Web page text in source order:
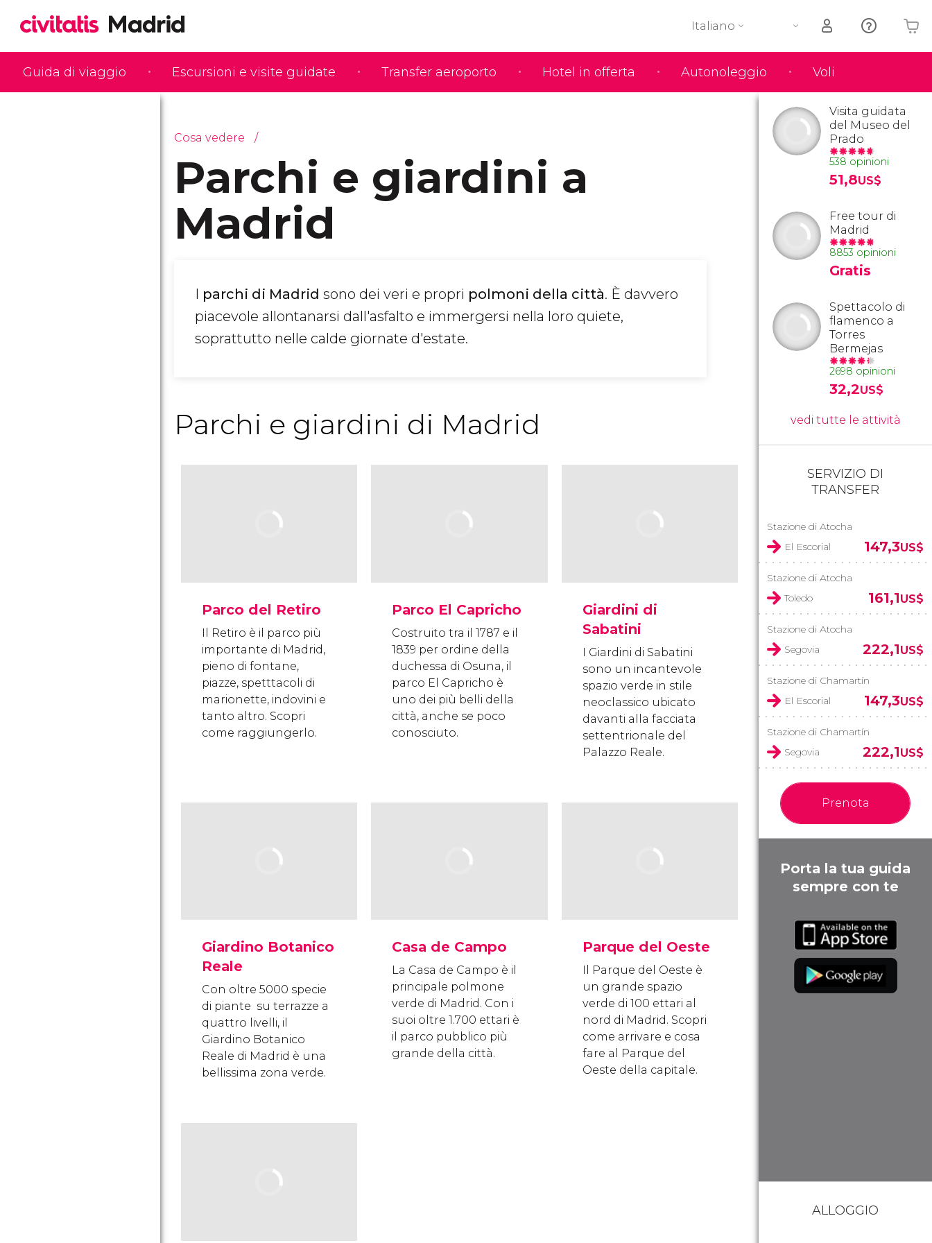
Guida di viaggio Escursioni e visite guidate Transfer aeroporto Hotel in offerta Autonoleggio Voli
Italiano
Il tuo carrello è vuoto
Cosa vedere
Parchi e giardini a
Madrid
I parchi di Madrid sono dei veri e propri polmoni della città. È davvero
piacevole allontanarsi dall'asfalto e immergersi nella loro quiete,
soprattutto nelle calde giornate d'estate.
Parchi e giardini di Madrid
Parco del Retiro
Il Retiro è il parco più
importante di Madrid,
pieno di fontane,
piazze, spetttacoli di
marionette, indovini e
tanto altro. Scopri
come raggiungerlo.
Parco El Capricho
Costruito tra il 1787 e il
1839 per ordine della
duchessa di Osuna, il
parco El Capricho è
uno dei più belli della
città, anche se poco
conosciuto.
Giardini di
Sabatini
I Giardini di Sabatini
sono un incantevole
spazio verde in stile
neoclassico ubicato
davanti alla facciata
settentrionale del
Palazzo Reale.
Giardino Botanico
Reale
Con oltre 5000 specie
di piante su terrazze a
quattro livelli, il
Giardino Botanico
Reale di Madrid è una
bellissima zona verde.
Casa de Campo
La Casa de Campo è il
principale polmone
verde di Madrid. Con i
suoi oltre 1.700 ettari è
il parco pubblico più
grande della città.
Parque del Oeste
Il Parque del Oeste è
un grande spazio
verde di 100 ettari al
nord di Madrid. Scopri
come arrivare e cosa
fare al Parque del
Oeste della capitale.
Visita guidata
del Museo del
Prado
538 opinioni
51,8US$
Free tour di
Madrid
8853 opinioni
Gratis
Spettacolo di
flamenco a
Torres
Bermejas
2698 opinioni
32,2US$
vedi tutte le attività
SERVIZIO DI
TRANSFER
Stazione di Atocha
El Escorial
147,3US$
Stazione di Atocha
Toledo
161,1US$
Stazione di Atocha
Segovia
222,1US$
Stazione di Chamartín
El Escorial
147,3US$
Stazione di Chamartín
Segovia
222,1US$
Prenota
Porta la tua guida
sempre con te
ALLOGGIO